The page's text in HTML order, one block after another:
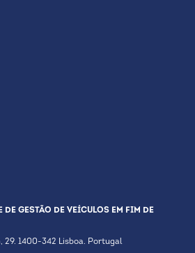
DE GESTÃO DE VEÍCULOS EM FIM DE
29. 1400-342 Lisboa. Portugal